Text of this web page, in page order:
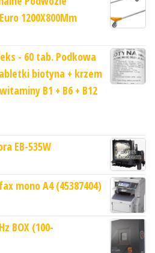
1200X800Mm
- 60 tab. Podkowa
biotyna + krzem
B1 + B6 + B12
EB-535W
mono A4 (45387404)
BOX (100-